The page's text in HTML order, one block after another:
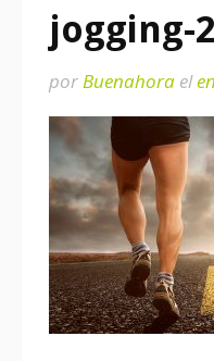
jogging-
porBuenahora el